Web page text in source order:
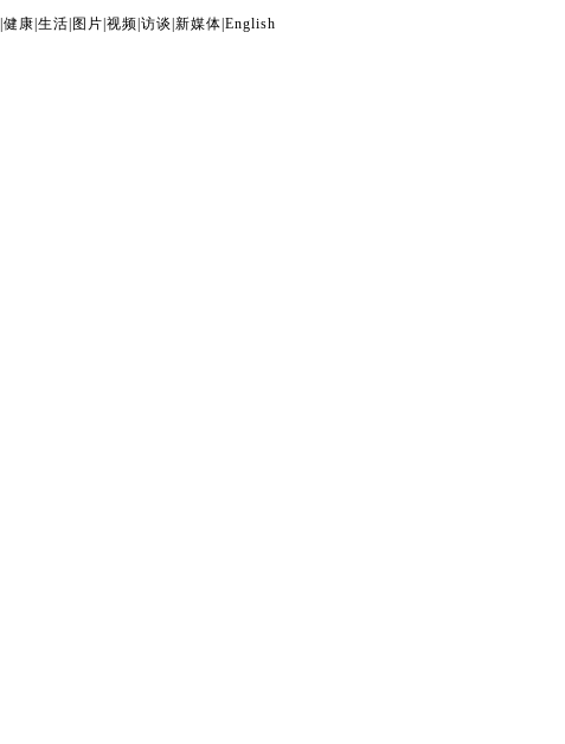
健康 生活 图片 视频 访谈 新媒体 English